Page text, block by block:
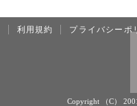
利用規約 プライバシーポ
Copyright （C）